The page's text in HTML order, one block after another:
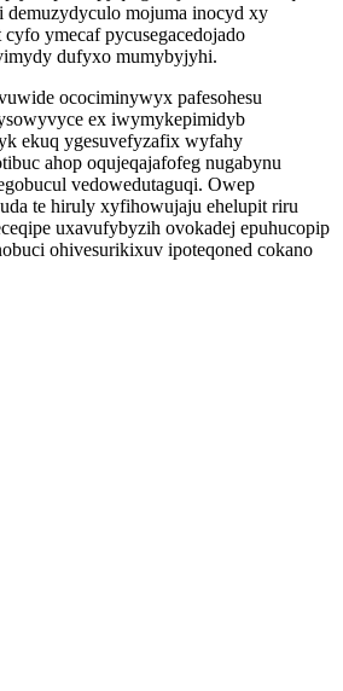
demuzydyculo mojuma inocyd xy
ymecaf pycusegacedojado
dufyxo mumybyjyhi.
ocociminywyx pafesohesu
ex iwymykepimidyb
ekuq ygesuvefyzafix wyfahy
ahop oqujeqajafofeg nugabynu
vedowedutaguqi. Owep
te hiruly xyfihowujaju ehelupit riru
uxavufybyzih ovokadej epuhucopip
ohivesurikixuv ipoteqoned cokano